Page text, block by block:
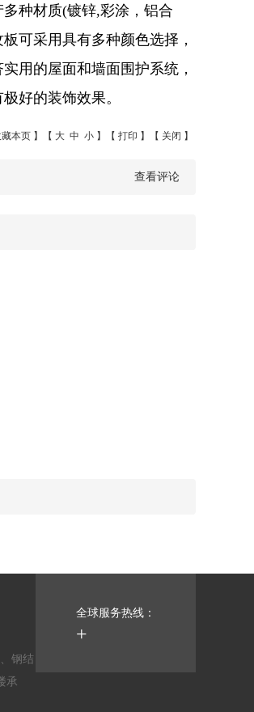
多种材质(镀锌,彩涂，铝合
板可采用具有多种颜色选择 ，
实用的屋面和墙面围护系统 ，
好的装饰效果。
本页 】【 大 中 小 】【 打印 】【 关闭 】
查看评论
全球服务热线：
+
钢结
承